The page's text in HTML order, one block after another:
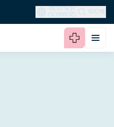
DEUTSCH
(SCHWEIZ)
SUCHE